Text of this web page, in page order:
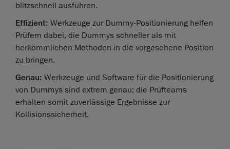
blitzschnell ausführen.
Effizient: Werkzeuge zur Dummy-Positionierung helfen
Prüfern dabei, die Dummys schneller als mit
herkömmlichen Methoden in die vorgesehene Position
zu bringen.
Genau: Werkzeuge und Software für die Positionierung
von Dummys sind extrem genau; die Prüfteams
erhalten somit zuverlässige Ergebnisse zur
Kollisionssicherheit.